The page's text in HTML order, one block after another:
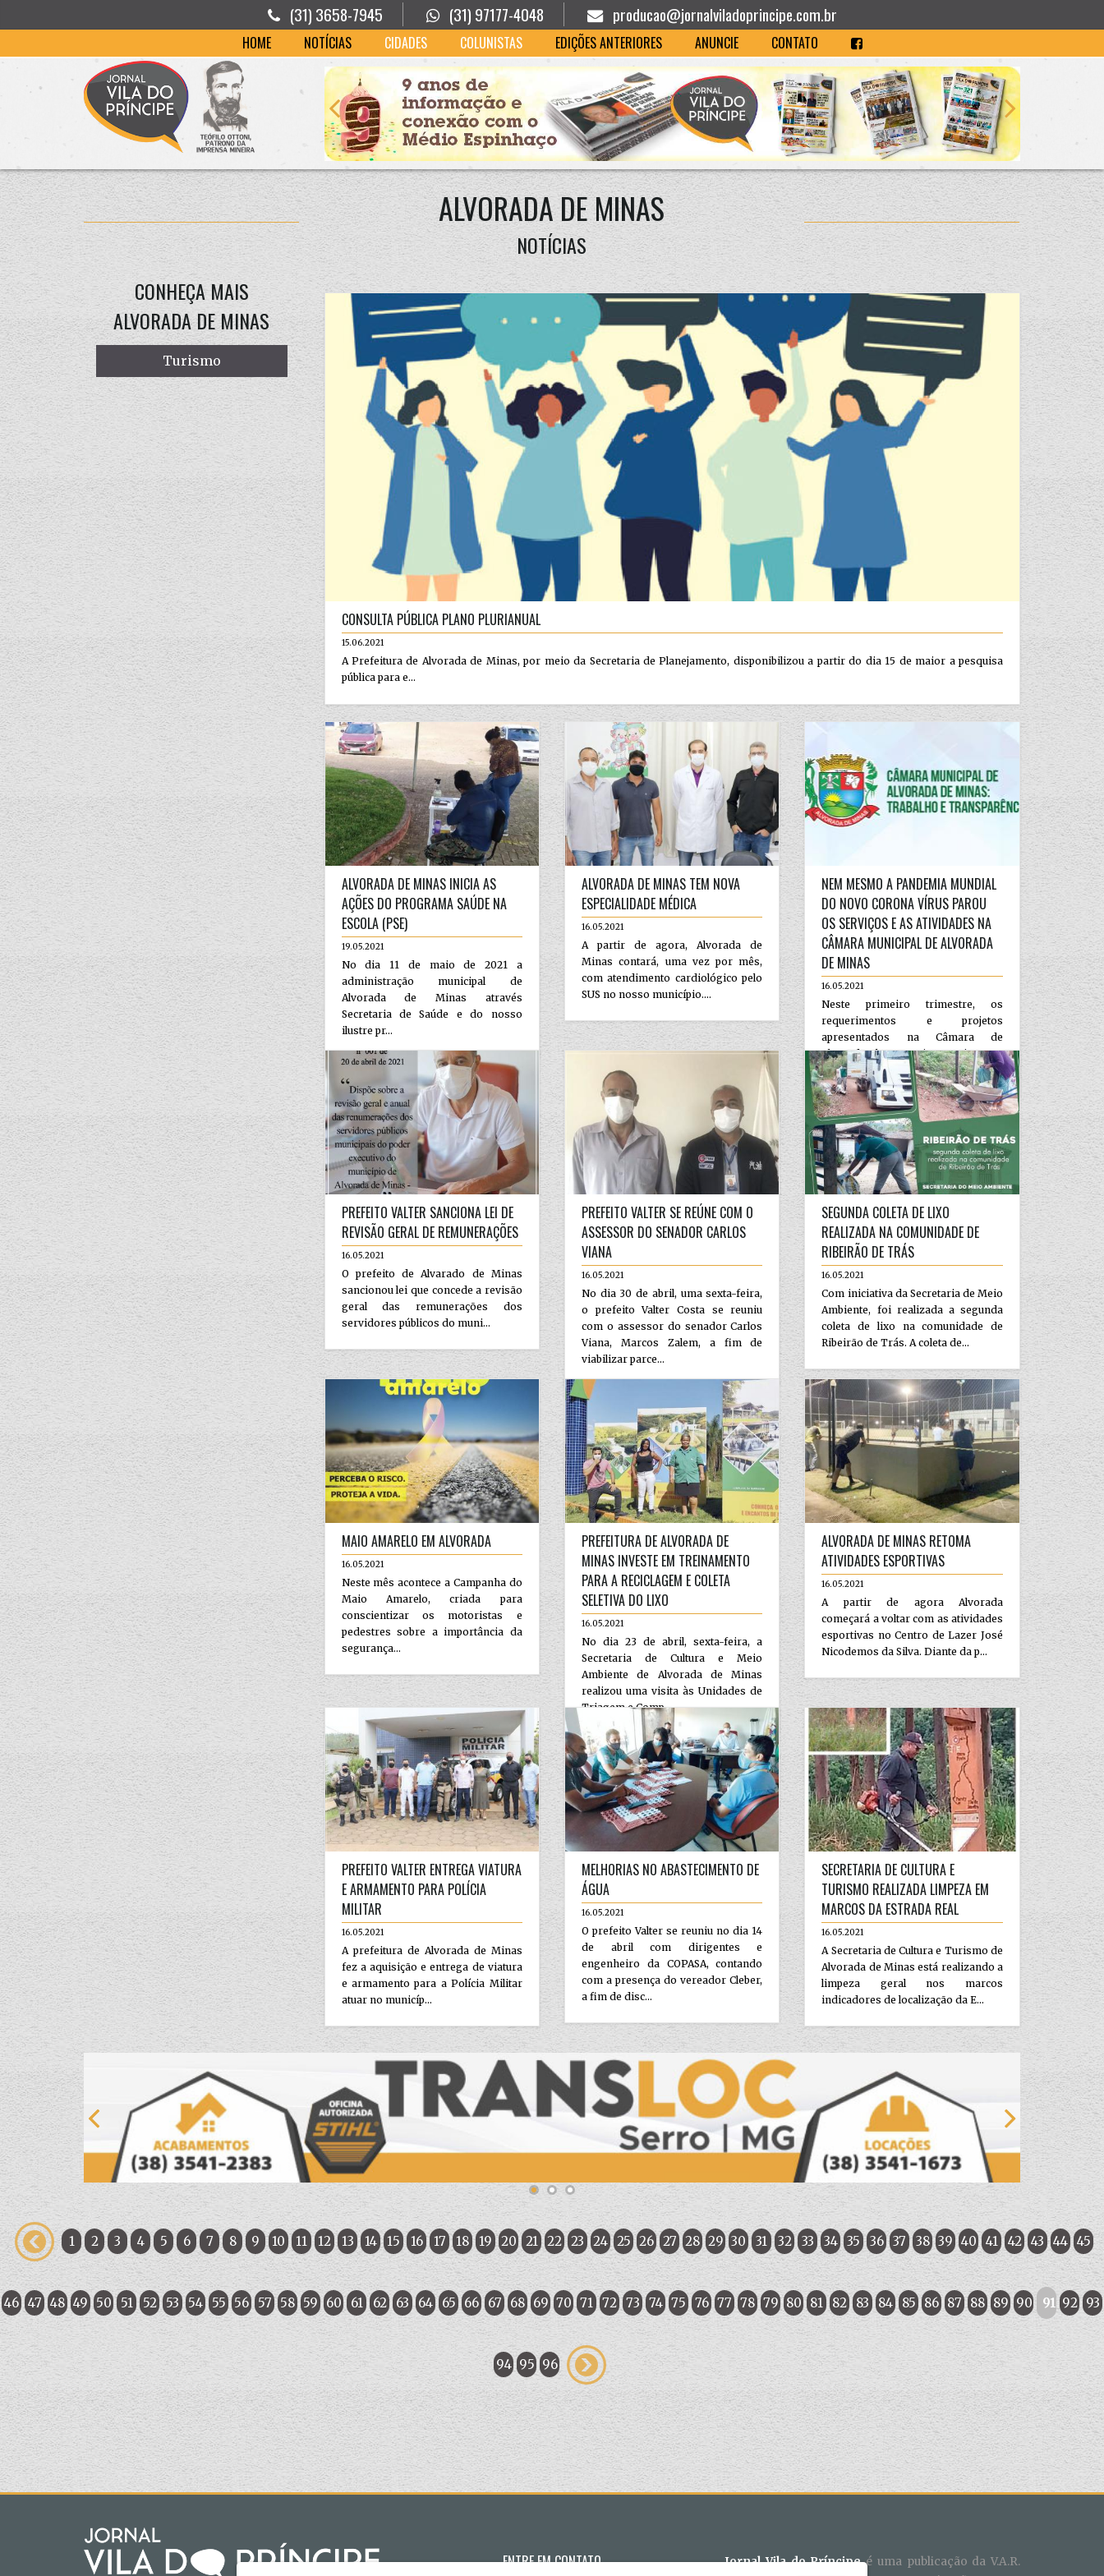
(31) 3658-7945 (31) 97177-4048 producao@jornalviladoprincipe.com.br
HOME NOTÍCIAS CIDADES COLUNISTAS EDIÇÕES ANTERIORES ANUNCIE CONTATO
ALVORADA DE MINAS
NOTÍCIAS
CONHEÇA MAIS
ALVORADA DE MINAS
Turismo
CONSULTA PÚBLICA PLANO PLURIANUAL
15.06.2021
A Prefeitura de Alvorada de Minas, por meio da Secretaria de Planejamento, disponibilizou a partir do dia 15 de maior a pesquisa
pública para e...
ALVORADA DE MINAS INICIA AS
AÇÕES DO PROGRAMA SAÚDE NA
ESCOLA (PSE)
19.05.2021
No dia 11 de maio de 2021 a
administração municipal de
Alvorada de Minas através
Secretaria de Saúde e do nosso
ilustre pr...
ALVORADA DE MINAS TEM NOVA
ESPECIALIDADE MÉDICA
16.05.2021
A partir de agora, Alvorada de
Minas contará, uma vez por mês,
com atendimento cardiológico pelo
SUS no nosso município....
NEM MESMO A PANDEMIA MUNDIAL
DO NOVO CORONA VÍRUS PAROU
OS SERVIÇOS E AS ATIVIDADES NA
CÂMARA MUNICIPAL DE ALVORADA
DE MINAS
16.05.2021
Neste primeiro trimestre, os
requerimentos e projetos
apresentados na Câmara de
Alvorada chegam a impressionar, o
que vem destacar o engajamento...
PREFEITO VALTER SANCIONA LEI DE
REVISÃO GERAL DE REMUNERAÇÕES
16.05.2021
O prefeito de Alvarado de Minas
sancionou lei que concede a revisão
geral das remunerações dos
servidores públicos do muni...
PREFEITO VALTER SE REÚNE COM O
ASSESSOR DO SENADOR CARLOS
VIANA
16.05.2021
No dia 30 de abril, uma sexta-feira,
o prefeito Valter Costa se reuniu
com o assessor do senador Carlos
Viana, Marcos Zalem, a fim de
viabilizar parce...
SEGUNDA COLETA DE LIXO
REALIZADA NA COMUNIDADE DE
RIBEIRÃO DE TRÁS
16.05.2021
Com iniciativa da Secretaria de Meio
Ambiente, foi realizada a segunda
coleta de lixo na comunidade de
Ribeirão de Trás. A coleta de...
MAIO AMARELO EM ALVORADA
16.05.2021
Neste mês acontece a Campanha do
Maio Amarelo, criada para
conscientizar os motoristas e
pedestres sobre a importância da
segurança...
PREFEITURA DE ALVORADA DE
MINAS INVESTE EM TREINAMENTO
PARA A RECICLAGEM E COLETA
SELETIVA DO LIXO
16.05.2021
No dia 23 de abril, sexta-feira, a
Secretaria de Cultura e Meio
Ambiente de Alvorada de Minas
realizou uma visita às Unidades de
Triagem e Comp...
ALVORADA DE MINAS RETOMA
ATIVIDADES ESPORTIVAS
16.05.2021
A partir de agora Alvorada
começará a voltar com as atividades
esportivas no Centro de Lazer José
Nicodemos da Silva. Diante da p...
PREFEITO VALTER ENTREGA VIATURA
E ARMAMENTO PARA POLÍCIA
MILITAR
16.05.2021
A prefeitura de Alvorada de Minas
fez a aquisição e entrega de viatura
e armamento para a Polícia Militar
atuar no municíp...
MELHORIAS NO ABASTECIMENTO DE
ÁGUA
16.05.2021
O prefeito Valter se reuniu no dia 14
de abril com dirigentes e
engenheiro da COPASA, contando
com a presença do vereador Cleber,
a fim de disc...
SECRETARIA DE CULTURA E
TURISMO REALIZADA LIMPEZA EM
MARCOS DA ESTRADA REAL
16.05.2021
A Secretaria de Cultura e Turismo de
Alvorada de Minas está realizando a
limpeza geral nos marcos
indicadores de localização da E...
1 2 3 4 5 6 7 8 9 10 11 12 13 14 15 16 17 18 19 20 21 22 23 24 25 26 27 28 29 30 31 32 33 34 35 36 37 38 39 40 41 42 43 44 45
46 47 48 49 50 51 52 53 54 55 56 57 58 59 60 61 62 63 64 65 66 67 68 69 70 71 72 73 74 75 76 77 78 79 80 81 82 83 84 85 86 87 88 89 90 91 92 93
94 95 96
ENTRE EM CONTATO Jornal Vila do Príncipeé uma publicação da V.A.R.